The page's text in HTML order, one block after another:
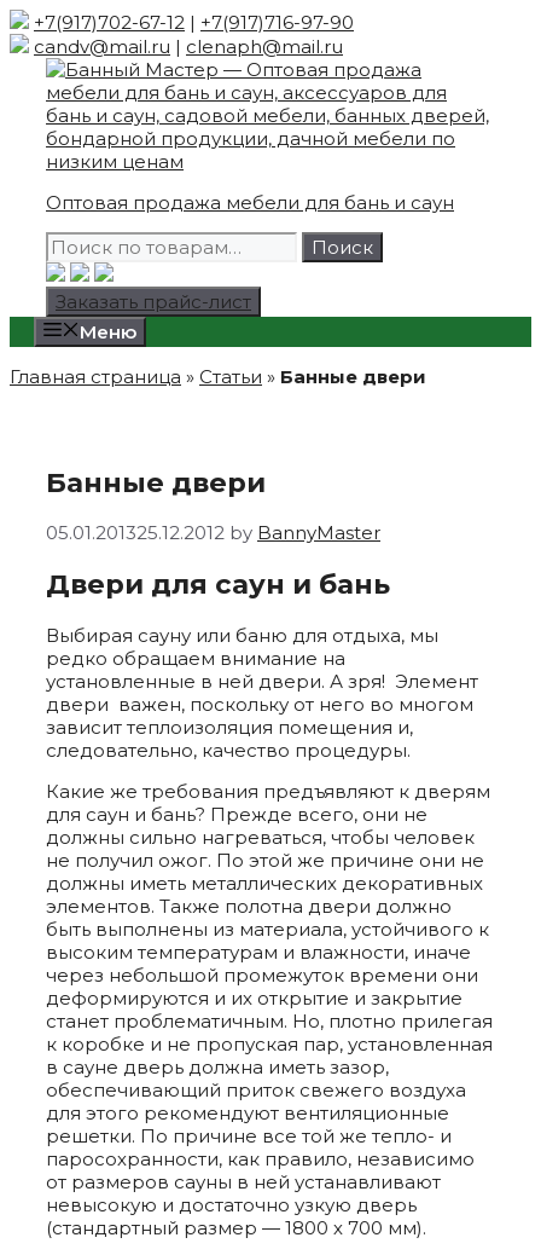
Skip
to
content
+7(917)702-67-12 | +7(917)716-97-90
candv@mail.ru | clenaph@mail.ru
Оптовая продажа мебели для бань и саун
Искать:
Поиск
Заказать прайс-лист
Меню
Главная страница » Статьи » Банные двери
Банные двери
05.01.201325.12.2012 by BannyMaster
Двери для саун и бань
Выбирая сауну или баню для отдыха, мы
редко обращаем внимание на
установленные в ней двери. А зря! Элемент
двери важен, поскольку от него во многом
зависит теплоизоляция помещения и,
следовательно, качество процедуры.
Какие же требования предъявляют к дверям
для саун и бань? Прежде всего, они не
должны сильно нагреваться, чтобы человек
не получил ожог. По этой же причине они не
должны иметь металлических декоративных
элементов. Также полотна двери должно
быть выполнены из материала, устойчивого к
высоким температурам и влажности, иначе
через небольшой промежуток времени они
деформируются и их открытие и закрытие
станет проблематичным. Но, плотно прилегая
к коробке и не пропуская пар, установленная
в сауне дверь должна иметь зазор,
обеспечивающий приток свежего воздуха
для этого рекомендуют вентиляционные
решетки. По причине все той же тепло- и
паросохранности, как правило, независимо
от размеров сауны в ней устанавливают
невысокую и достаточно узкую дверь
(стандартный размер — 1800 х 700 мм).